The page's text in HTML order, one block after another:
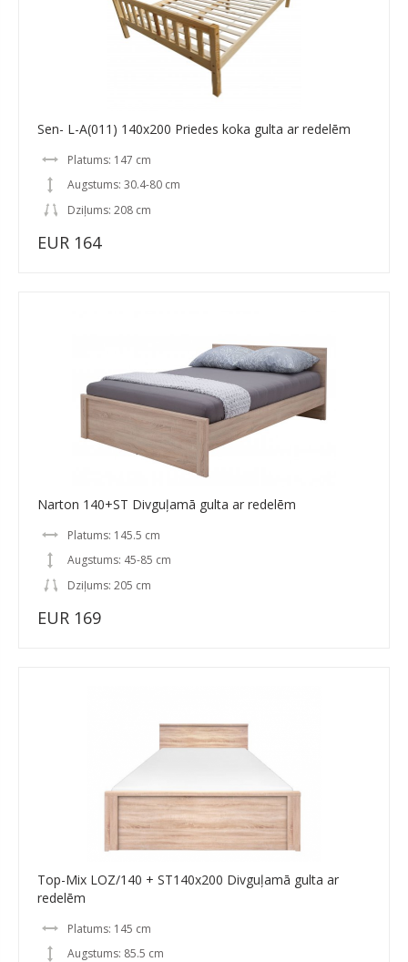
Sen- L-A(011) 140x200 Priedes koka gulta ar redelēm
Platums: 147 cm
Augstums: 30.4-80 cm
Dziļums: 208 cm
EUR 164
Narton 140+ST Divguļamā gulta ar redelēm
Platums: 145.5 cm
Augstums: 45-85 cm
Dziļums: 205 cm
EUR 169
Top-Mix LOZ/140 + ST140x200 Divguļamā gulta ar
redelēm
Platums: 145 cm
Augstums: 85.5 cm